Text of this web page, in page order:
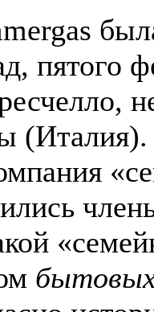
пятого